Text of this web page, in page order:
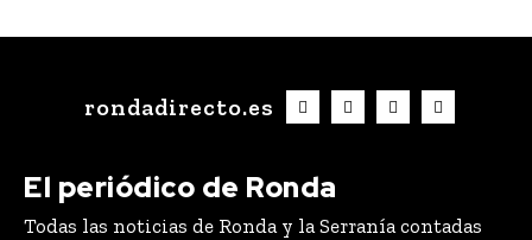
rondadirecto.es
El periódico de Ronda
Todas las noticias de Ronda y la Serranía contadas